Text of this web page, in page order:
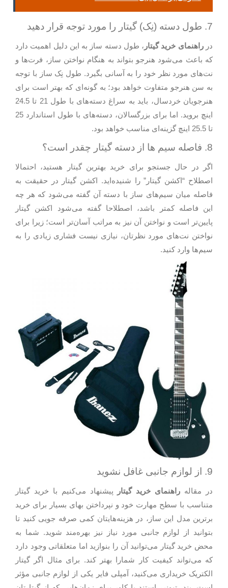
7. طول دسته (نِک) گیتار را مورد توجه قرار دهید
درراهنمای خرید گیتار ، طول دسته ساز به این دلیل اهمیت دارد
که باعث می‌شود هنرجو بتواند به هنگام نواختن ساز، فرت‌ها و
نت‌های مورد نظر خود را به آسانی بگیرد. طول نِک ساز با توجه
به سن هنرجو متفاوت خواهد بود؛ به گونه‌ای که بهتر است برای
هنرجویان خردسال، باید به سراغ دسته‌های با طول 21 تا 24.5
اینچ بروید. اما برای بزرگسالان، دسته‌های با طول استاندارد 25
تا 25.5 اینچ گزینه‌ای مناسب خواهد بود.
8. فاصله سیم‌ ها از دسته گیتار چقدر است؟
اگر در حال جستجو برای خرید بهترین گیتار هستید، احتمالا
اصطلاح “اکشن گیتار” را شنیده‌اید. اکشن گیتار در حقیقت به
فاصله میان سیم‌های ساز با دسته آن گفته می‌شود که هر چه
این فاصله کمتر باشد، اصطلاحا گفته می‌شود اکشن گیتار
پایین‌تر است و نواختن آن نیز به مراتب آسان‌تر است؛ زیرا برای
نواختن نت‌های مورد نظرتان، نیازی نیست فشاری زیادی را به
سیم‌ها وارد کنید.
9. از لوازم جانبی غافل نشوید
در مقاله راهنمای خرید گیتار
پیشنهاد می‌کنیم با خرید گیتار
متناسب با سطح مهارت خود و نپرداختن بهای بسیار برای خرید
برترین مدل این ساز، در هزینه‌هایتان کمی صرفه جویی کنید تا
بتوانید از لوازم جانبی مورد نیاز نیز بهره‌مند شوید. شما به
محض خرید گیتار می‌توانید آن را بنوازید اما متعلقاتی وجود دارد
که می‌تواند کیفیت کار شمارا بهتر کند. برای مثال اگر گیتار
الکتریک خریداری می‌کنید، آمپلی فایر یکی از لوازم جانبی مؤثر